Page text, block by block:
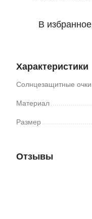
В избранное
Характеристики
Солнцезащитные очки
Материал
Размер
Отзывы